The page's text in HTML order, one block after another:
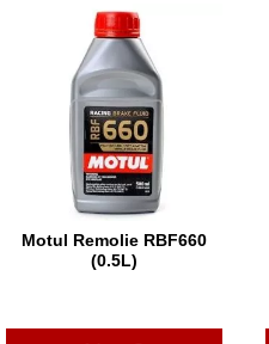
In winkelwagen
Motul Remolie RBF660
(0.5L)